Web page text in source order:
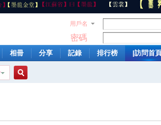
用戶名
密碼
相冊 分享 記錄 排行榜 |訪問首